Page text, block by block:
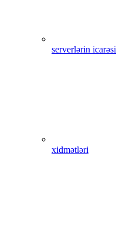
serverlərin icarəsi
xidmətləri